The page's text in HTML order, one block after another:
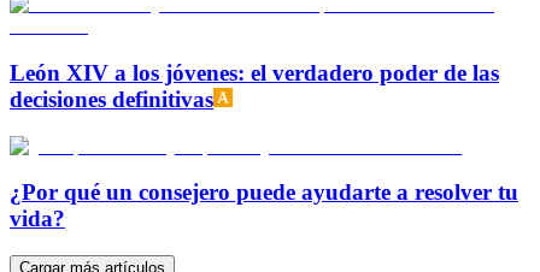
León XIV a los jóvenes: el verdadero poder de las
decisiones definitivas
¿Por qué un consejero puede ayudarte a resolver tu
vida?
Cargar más artículos